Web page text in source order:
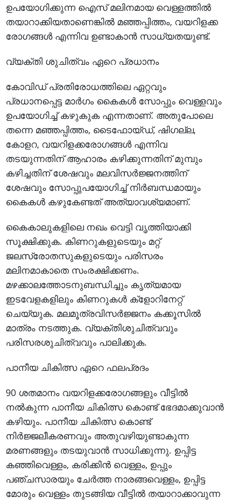
ഉപയോഗിക്കുന്ന ഐസ് മലിനമായ വെള്ളത്തില്‍
തയാറാക്കിയതാണെങ്കില്‍ മഞ്ഞപ്പിത്തം, വയറിളക്ക
രോഗങ്ങള്‍ എന്നിവ ഉണ്ടാകാന്‍ സാധ്യതയുണ്ട്.
വ്യക്തി ശുചിത്വം ഏറെ പ്രധാനം
കോവിഡ് പ്രതിരോധത്തിലെ ഏറ്റവും
പ്രധാനപ്പെട്ട മാര്‍ഗം കൈകള്‍ സോപ്പും വെള്ളവും
ഉപയോഗിച്ച് കഴുകുക എന്നതാണ്. അതുപോലെ
തന്നെ മഞ്ഞപ്പിത്തം, ടൈഫോയ്ഡ്, ഷിഗല്ല,
കോളറ, വയറിളക്കരോഗങ്ങള്‍ എന്നിവ
തടയുന്നതിന് ആഹാരം കഴിക്കുന്നതിന് മുമ്പും
കഴിച്ചതിന് ശേഷവും മലവിസര്‍ജ്ജനത്തിന്
ശേഷവും സോപ്പുപയോഗിച്ച് നിര്‍ബന്ധമായും
കൈകള്‍ കഴുകേണ്ടത് അത്യാവശ്യമാണ്.
കൈകാലുകളിലെ നഖം വെട്ടി വൃത്തിയാക്കി
സൂക്ഷിക്കുക. കിണറുകളുടെയും മറ്റ്
ജലസ്രോതസുകളുടെയും പരിസരം
മലിനമാകാതെ സംരക്ഷിക്കണം.
മഴക്കാലത്തോടനുബന്ധിച്ചും കൃത്യമായ
ഇടവേളകളിലും കിണറുകള്‍ ക്‌ളോറിനേറ്റ്
ചെയ്യുക. മലമൂത്രവിസര്‍ജ്ജനം കക്കൂസില്‍
മാത്രം നടത്തുക. വ്യക്തിശുചിത്വവും
പരിസരശുചിത്വവും പാലിക്കുക.
പാനീയ ചികിത്സ ഏറെ ഫലപ്രദം
90 ശതമാനം വയറിളക്കരോഗങ്ങളും വീട്ടില്‍
നല്‍കുന്ന പാനീയ ചികിത്സ കൊണ്ട് ഭേദമാക്കുവാന്‍
കഴിയും. പാനീയ ചികിത്സ കൊണ്ട്
നിര്‍ജ്ജലീകരണവും അതുവഴിയുണ്ടാകുന്ന
മരണങ്ങളും തടയുവാന്‍ സാധിക്കുന്നു. ഉപ്പിട്ട
കഞ്ഞിവെള്ളം, കരിക്കിന്‍ വെള്ളം, ഉപ്പും
പഞ്ചസാരയും ചേര്‍ത്ത നാരങ്ങവെള്ളം, ഉപ്പിട്ട
മോരും വെള്ളം തുടങ്ങിയ വീട്ടില്‍ തയാറാക്കാവുന്ന